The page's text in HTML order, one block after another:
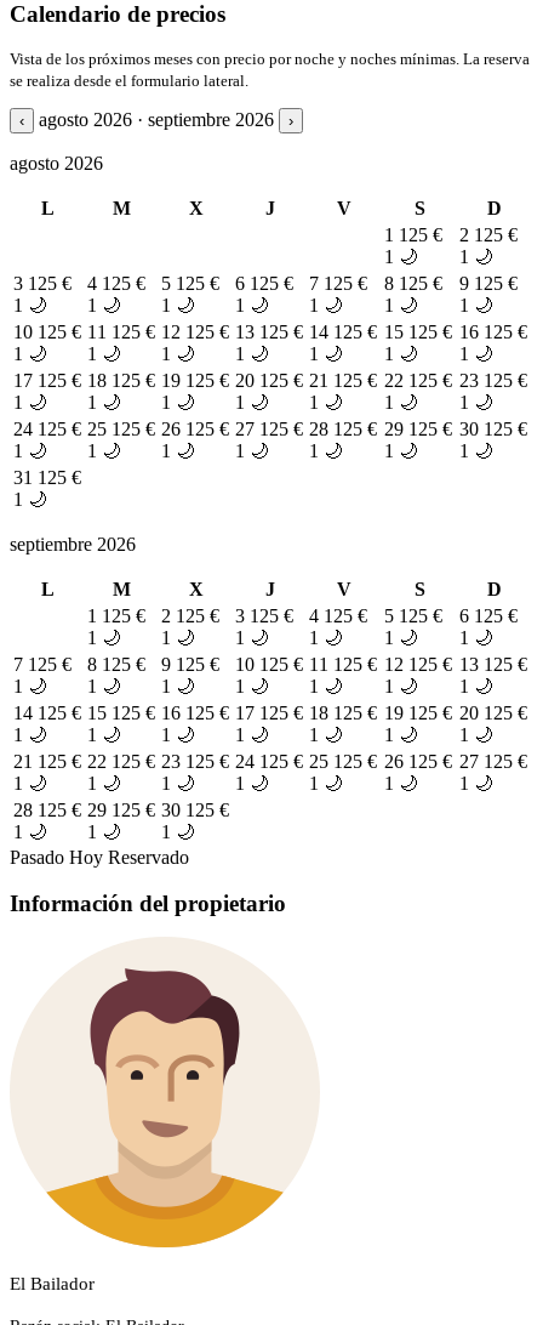
Calendario de precios
Vista de los próximos meses con precio por noche y noches mínimas. La reserva
se realiza desde el formulario lateral.
‹ agosto 2026 · septiembre 2026 ›
agosto 2026
L M X J V S
D
1 125 €
1 🌙
2 125 €
1 🌙
3 125 €
1 🌙
4 125 €
1 🌙
5 125 €
1 🌙
6 125 €
1 🌙
7 125 €
1 🌙
8 125 €
1 🌙
9 125 €
1 🌙
10 125 €
1 🌙
11 125 €
1 🌙
12 125 €
1 🌙
13 125 €
1 🌙
14 125 €
1 🌙
15 125 €
1 🌙
16 125 €
1 🌙
17 125 €
1 🌙
18 125 €
1 🌙
19 125 €
1 🌙
20 125 €
1 🌙
21 125 €
1 🌙
22 125 €
1 🌙
23 125 €
1 🌙
24 125 €
1 🌙
25 125 €
1 🌙
26 125 €
1 🌙
27 125 €
1 🌙
28 125 €
1 🌙
29 125 €
1 🌙
30 125 €
1 🌙
31 125 €
1 🌙
septiembre 2026
L M X J V S
D
1 125 €
1 🌙
2 125 €
1 🌙
3 125 €
1 🌙
4 125 €
1 🌙
5 125 €
1 🌙
6 125 €
1 🌙
7 125 €
1 🌙
8 125 €
1 🌙
9 125 €
1 🌙
10 125 €
1 🌙
11 125 €
1 🌙
12 125 €
1 🌙
13 125 €
1 🌙
14 125 €
1 🌙
15 125 €
1 🌙
16 125 €
1 🌙
17 125 €
1 🌙
18 125 €
1 🌙
19 125 €
1 🌙
20 125 €
1 🌙
21 125 €
1 🌙
22 125 €
1 🌙
23 125 €
1 🌙
24 125 €
1 🌙
25 125 €
1 🌙
26 125 €
1 🌙
27 125 €
1 🌙
28 125 €
1 🌙
29 125 €
1 🌙
30 125 €
1 🌙
Pasado Hoy Reservado
Información del propietario
El Bailador